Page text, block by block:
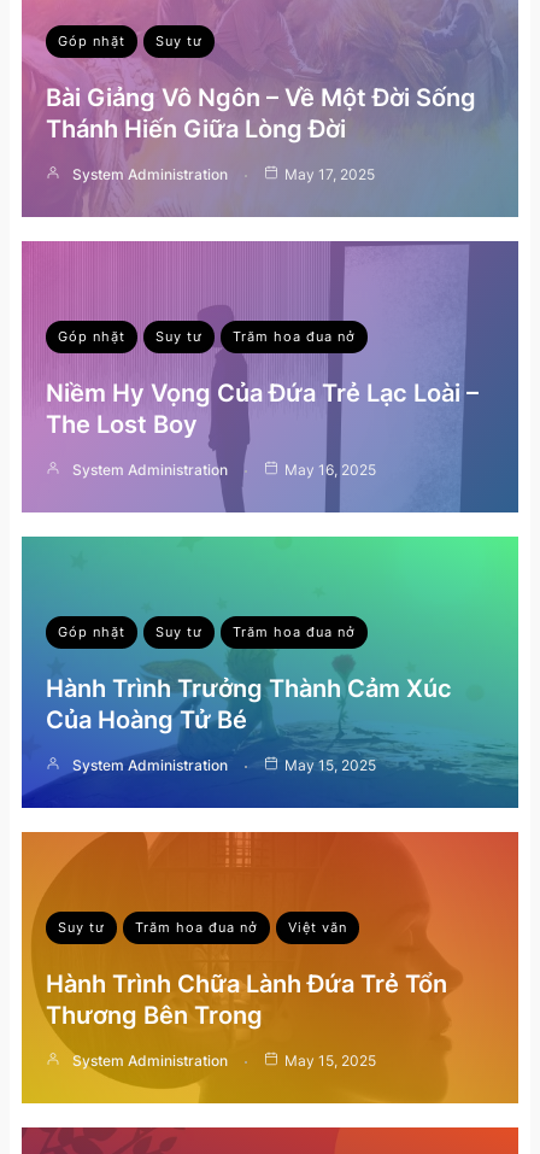
Góp nhặt Suy tư
Bài Giảng Vô Ngôn – Về Một Đời Sống
Thánh Hiến Giữa Lòng Đời
System Administration May 17, 2025
Góp nhặt Suy tư Trăm hoa đua nở
Niềm Hy Vọng Của Đứa Trẻ Lạc Loài –
The Lost Boy
System Administration May 16, 2025
Góp nhặt Suy tư Trăm hoa đua nở
Hành Trình Trưởng Thành Cảm Xúc
Của Hoàng Tử Bé
System Administration May 15, 2025
Suy tư Trăm hoa đua nở Việt văn
Hành Trình Chữa Lành Đứa Trẻ Tổn
Thương Bên Trong
System Administration May 15, 2025